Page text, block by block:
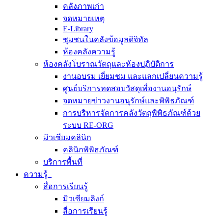
คลังภาพเก่า
จดหมายเหตุ
E-Library
ชุมชนในคลังข้อมูลดิจิทัล
ห้องคลังความรู้
ห้องคลังโบราณวัตถุและห้องปฏิบัติการ
งานอบรม เยี่ยมชม และแลกเปลี่ยนความรู้
ศูนย์บริการทดสอบวัสดุเพื่องานอนุรักษ์
จดหมายข่าวงานอนุรักษ์และพิพิธภัณฑ์
การบริหารจัดการคลังวัตถุพิพิธภัณฑ์ด้วย
ระบบ RE-ORG
มิวเซียมคลินิก
คลินิกพิพิธภัณฑ์
บริการพื้นที่
ความรู้
สื่อการเรียนรู้
มิวเซียมลิงก์
สื่อการเรียนรู้